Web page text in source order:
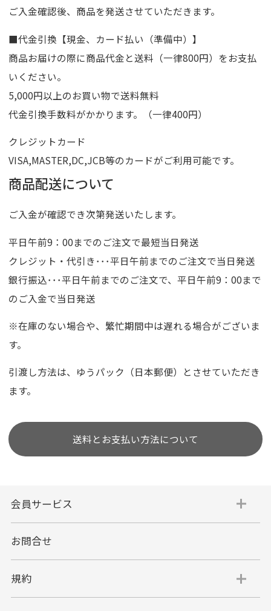
ご入金確認後、商品を発送させていただきます。
■代金引換【現金、カード払い（準備中）】
商品お届けの際に商品代金と送料（一律800円）をお支払
いください。
5,000円以上のお買い物で送料無料
代金引換手数料がかかります。（一律400円）
クレジットカード
VISA,MASTER,DC,JCB等のカードがご利用可能です。
商品配送について
ご入金が確認でき次第発送いたします。
平日午前9：00までのご注文で最短当日発送
クレジット・代引き･･･平日午前までのご注文で当日発送
銀行振込･･･平日午前までのご注文で、平日午前9：00まで
のご入金で当日発送
※在庫のない場合や、繁忙期間中は遅れる場合がございま
す。
引渡し方法は、ゆうパック（日本郵便）とさせていただき
ます。
送料とお支払い方法について
会員サービス
お問合せ
規約